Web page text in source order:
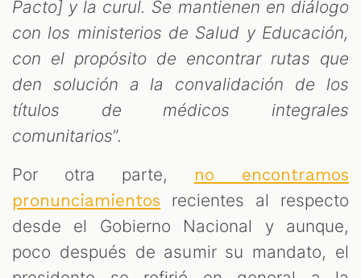
Pacto] y la curul. Se mantienen en diálogo
con los ministerios de Salud y Educación,
con el propósito de encontrar rutas que
den solución a la convalidación de los
títulos de médicos integrales
comunitarios”.
Por otra parte,
no encontramos
pronunciamientos recientes al respecto
desde el Gobierno Nacional y aunque,
poco después de asumir su mandato, el